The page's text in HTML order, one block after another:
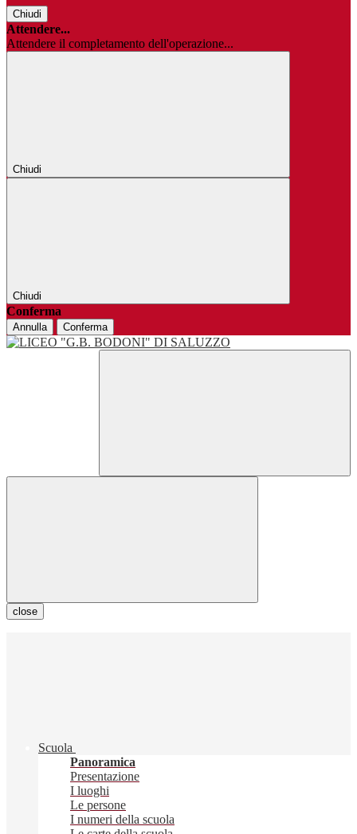
Chiudi
Attendere...
Attendere il completamento dell'operazione...
Chiudi
Chiudi
Conferma
Annulla Conferma
close
Scuola
Panoramica
Presentazione
I luoghi
Le persone
I numeri della scuola